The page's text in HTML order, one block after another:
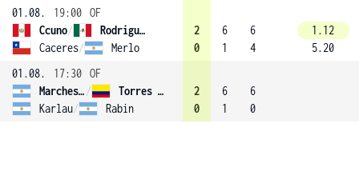
01.08.
19:00 OF
Ccuno/
Rodriguez (2)
Caceres/ Merlo
2
0
6
1
6
4
1.12
5.20
01.08.
17:30 OF
Marchesini /
Torres Murcia
Karlau/ Rabin
2
0
6
1
6
0